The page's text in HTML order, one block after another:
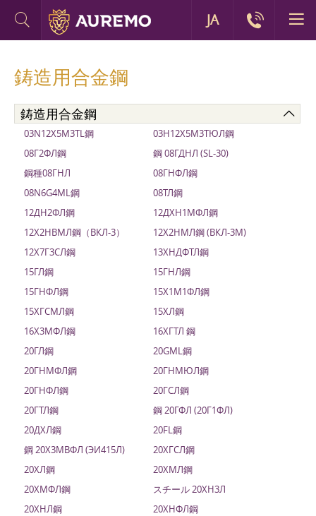
鋳造用合金鋼
鋳造用合金鋼
03N12Х5M3TL鋼
03Н12Х5М3ТЮЛ鋼
08Г2ФЛ鋼
鋼 08ГДНЛ (SL-30)
鋼種08ГНЛ
08ГНФЛ鋼
08N6G4ML鋼
08ТЛ鋼
12ДН2ФЛ鋼
12ДХН1МФЛ鋼
12Х2НВМЛ鋼（ВКЛ-3）
12Х2НМЛ鋼 (ВКЛ-3М)
12Х7Г3СЛ鋼
13ХНДФТЛ鋼
15ГЛ鋼
15ГНЛ鋼
15ГНФЛ鋼
15Х1М1ФЛ鋼
15ХГСМЛ鋼
15ХЛ鋼
16Х3МФЛ鋼
16ХГТЛ 鋼
20ГЛ鋼
20GML鋼
20ГНМФЛ鋼
20ГНМЮЛ鋼
20ГНФЛ鋼
20ГСЛ鋼
20ГТЛ鋼
鋼 20ГФЛ (20Г1ФЛ)
20ДХЛ鋼
20FL鋼
鋼 20Х3МВФЛ (ЭИ415Л)
20ХГСЛ鋼
20ХЛ鋼
20ХМЛ鋼
20ХМФЛ鋼
スチール 20ХН3Л
20ХНЛ鋼
20ХНФЛ鋼
JA